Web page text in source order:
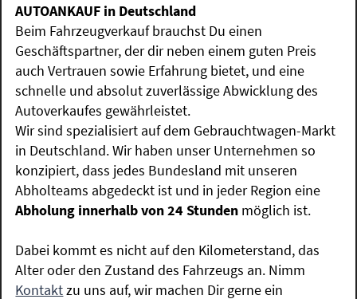
AUTOANKAUF in Deutschland
Beim Fahrzeugverkauf brauchst Du einen
Geschäftspartner, der dir neben einem guten Preis
auch Vertrauen sowie Erfahrung bietet, und eine
schnelle und absolut zuverlässige Abwicklung des
Autoverkaufes gewährleistet.
Wir sind spezialisiert auf dem Gebrauchtwagen-Markt
in Deutschland. Wir haben unser Unternehmen so
konzipiert, dass jedes Bundesland mit unseren
Abholteams abgedeckt ist und in jeder Region eine
Abholung innerhalb von 24 Stunden möglich ist.
Dabei kommt es nicht auf den Kilometerstand, das
Alter oder den Zustand des Fahrzeugs an. Nimm
Kontaktzu uns auf, wir machen Dir gerne ein